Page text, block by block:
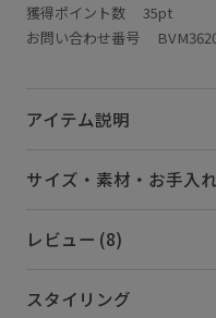
獲得ポイント数 35pt
お問い合わせ番号
アイテム説明
サイズ・素材・お手入
レビュー (8)
スタイリング